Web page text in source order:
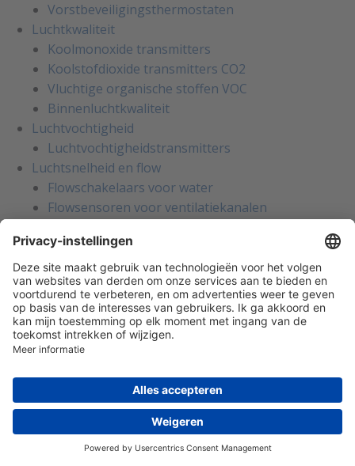
Vorstbeveiligingsthermostaten
Luchtkwaliteit
Koolmonoxide transmitters
Koolstofdioxide transmitters CO2
Vluchtige organische stoffen VOC
Binnenluchtkwaliteit
Luchtvochtigheid
Luchtvochtigheidstransmitters
Luchtsnelheid en flow
Flowschakelaars voor water
Flowsensoren voor ventilatiekanalen
Licht en bewegingssensoren
Bewegingssensoren
Lichtsterktemeting
Zonnewarmtemeting
Weerstations en meteorologie
Weerstations en meteorologie
Condensatieschakelaars
Lekdetectie sensoren
Afsluiters en aandrijvingen
Radiatorkranen